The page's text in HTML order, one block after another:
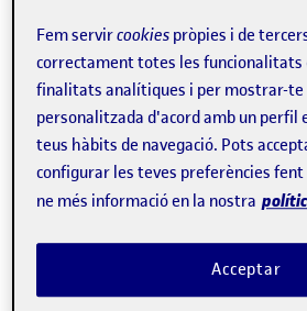
contrari. En aquest sentit, a nivell
solem tenir una preferència d'una
l'altra, i per això parlem de dretans
hi ha algunes persones que són
percentatge més petit", afirma.
activitats la part esquerra del cos,
Fem servircookies pròpies i de
correctament totes les funcionalitats
finalitats analítiques i per mostrar-
personalitzada d'acord amb un perfil
teus hàbits de navegació. Pots
configurar les teves preferències
ne més informació en la nostra
Acceptar